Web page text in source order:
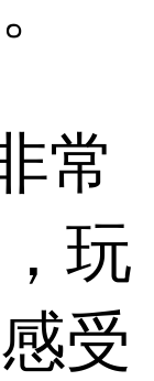
常
玩
受